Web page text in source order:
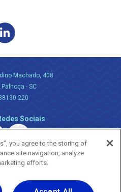
Machado, 408
- SC
220
Sociais
you agree to the storing of
site navigation, analyze
efforts.